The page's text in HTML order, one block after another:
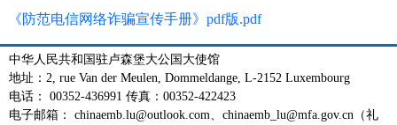
《防范电信网络诈骗宣传手册》pdf版.pdf
中华人民共和国驻卢森堡大公国大使馆
地址：2, rue Van der Meulen, Dommeldange, L-2152 Luxembourg
电话： 00352-436991 传真：00352-422423
电子邮箱： chinaemb.lu@outlook.com、chinaemb_lu@mfa.gov.cn（礼